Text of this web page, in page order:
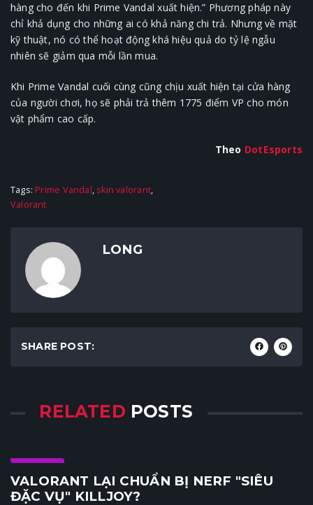
hàng cho đến khi Prime Vandal xuất hiện.” Phương pháp này
chỉ khả dụng cho những ai có khả năng chi trả. Nhưng về mặt
kỹ thuật, nó có thể hoạt động khá hiệu quả do tỷ lệ ngẫu
nhiên sẽ giảm qua mỗi lần mua.
Khi Prime Vandal cuối cùng cũng chịu xuất hiện tại cửa hàng
của người chơi, họ sẽ phải trả thêm 1775 điểm VP cho món
vật phẩm cao cấp.
Theo DotEsports
Tags:Prime Vandal, skin valorant,
Valorant
LONG
SHARE POST:
RELATED POSTS
Agent
VALORANT LẠI CHUẨN BỊ NERF "SIÊU
ĐẶC VỤ" KILLJOY?